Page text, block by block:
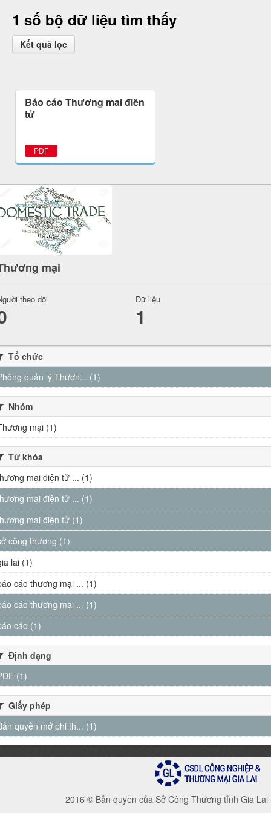
1 số bộ dữ liệu tìm thấy
Kết quả lọc
Báo cáo Thương mại điện
tử
PDF
mại
theo dõi Dữ liệu
1
Tổ chức
quản lý Thươn... (1)
Nhóm
mại (1)
Từ khóa
mại điện tử ... (1)
mại điện tử ... (1)
mại điện tử (1)
công thương (1)
lai (1)
cáo thương mại ... (1)
cáo thương mại ... (1)
cáo (1)
Định dạng
(1)
Giấy phép
quyền mở phi th... (1)
2016 © Bản quyền của Sở Công Thương tỉnh Gia Lai